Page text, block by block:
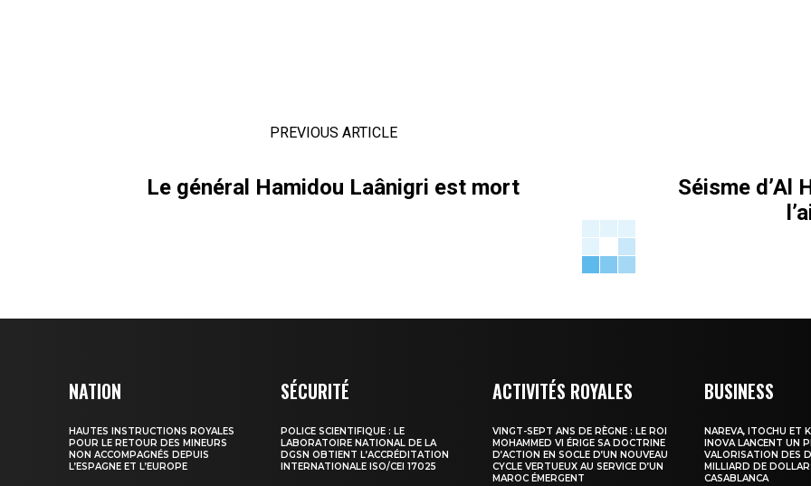
PREVIOUS ARTICLE
Le général Hamidou Laânigri est mort
Séisme d’Al
NATION
HAUTES INSTRUCTIONS ROYALES
POUR LE RETOUR DES MINEURS
NON ACCOMPAGNÉS DEPUIS
L’ESPAGNE ET L’EUROPE
SÉCURITÉ
POLICE SCIENTIFIQUE : LE
LABORATOIRE NATIONAL DE LA
DGSN OBTIENT L’ACCRÉDITATION
INTERNATIONALE ISO/CEI 17025
ACTIVITÉS ROYALES
VINGT-SEPT ANS DE RÈGNE : LE ROI
MOHAMMED VI ÉRIGE SA DOCTRINE
D’ACTION EN SOCLE D’UN NOUVEAU
CYCLE VERTUEUX AU SERVICE D’UN
MAROC ÉMERGENT
BUSINESS
NAREVA, ITOCHU ET
INOVA LANCENT UN
VALORISATION DES
MILLIARD DE
CASABLANCA